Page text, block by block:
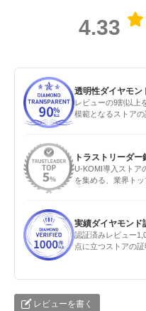
4.33
透明性ダイヤモン
レビューの9割以上
模範となるストアの
トラストリーダー
U-KOMI導入ストア
を集める、業界トッ
実績ダイヤモンド
認証済みレビュー
点に立つストアの証
レビューを書く